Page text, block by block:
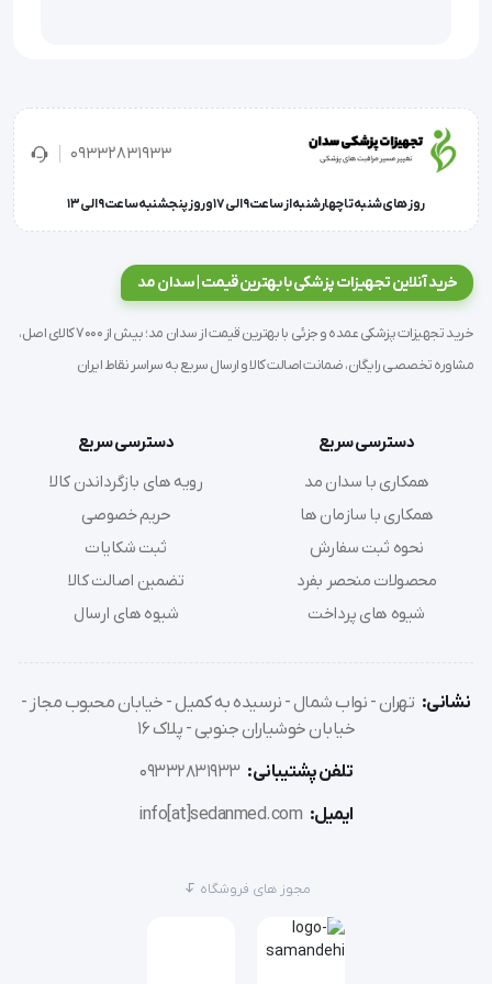
سنجش فشار خون و میزان نبض استفاده میکند.
شما هیچ شک و تردیدی درباره صحت نتایج این فشار
قوانین اتحادیه اروپاو قوانین EC طراحی شده است.
است و از لحاظ قابل اعتماد بودن معتبر است.
ویژگی ها و مشخصات فنی
کشور ساخت: سوئیس
09332831933
روز های شنبه تا چهارشنبه از ساعت 9 الی 17 و روز پنجشنبه ساعت 9 الی 13
خرید آنلاین تجهیزات پزشکی با بهترین قیمت | سدان مد
خرید تجهیزات پزشکی عمده و جزئی با بهترین قیمت از سدان مد؛ بیش از 7000 کالای اصل،
مشاوره تخصصی رایگان، ضمانت اصالت کالا و ارسال سریع به سراسر نقاط ایران
دسترسی سریع
همکاری با سدان مد
همکاری با سازمان ها
نحوه ثبت سفارش
محصولات منحصر بفرد
شیوه های پرداخت
دسترسی سریع
رویه های بازگرداندن کالا
حریم خصوصی
ثبت شکایات
تضمین اصالت کالا
شیوه های ارسال
نشانی: تهران - نواب شمال - نرسیده به کمیل - خیابان محبوب مجاز -
خیابان خوشیاران جنوبی - پلاک 16
تلفن پشتیبانی: 09332831933
ایمیل: info[at]sedanmed.com
مجوز های فروشگاه